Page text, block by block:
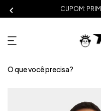
CUPOM: